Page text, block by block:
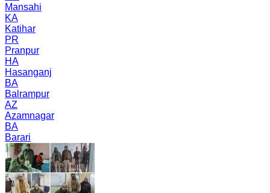
Mansahi
KA
Katihar
PR
Pranpur
HA
Hasanganj
BA
Balrampur
AZ
Azamnagar
BA
Barari